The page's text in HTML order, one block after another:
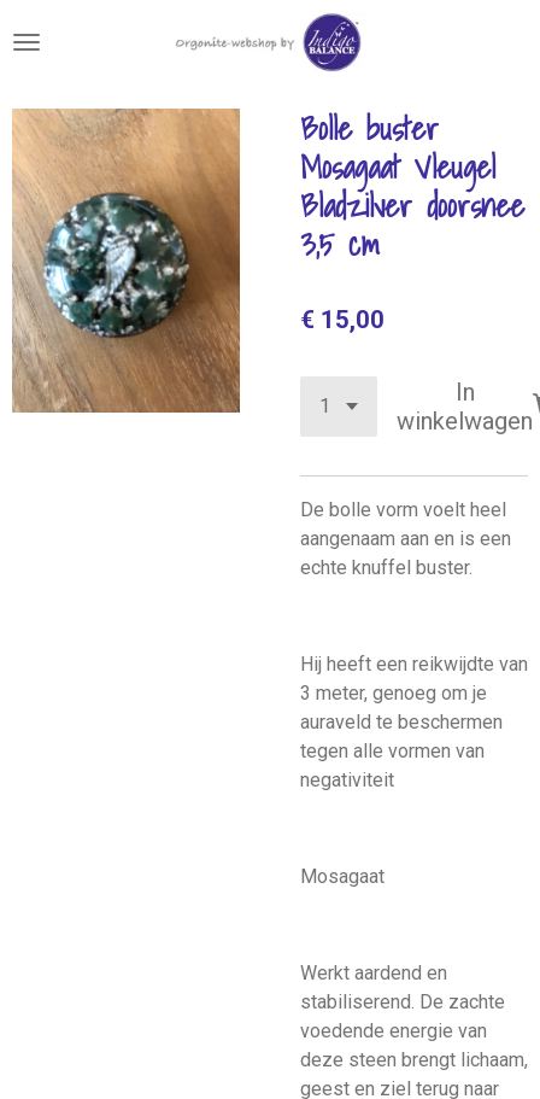
direct
de
hoofdinhoud
Bolle buster
Mosagaat Vleugel
Bladzilver doorsnee
3,5 cm
€ 15,00
In
winkelwagen
De bolle vorm voelt heel
aangenaam aan en is een
echte knuffel buster.
Hij heeft een reikwijdte van
3 meter, genoeg om je
auraveld te beschermen
tegen alle vormen van
negativiteit
Mosagaat
Werkt aardend en
stabiliserend. De zachte
voedende energie van
deze steen brengt lichaam,
geest en ziel terug naar